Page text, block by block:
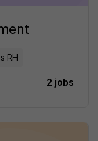
RH
2 jobs